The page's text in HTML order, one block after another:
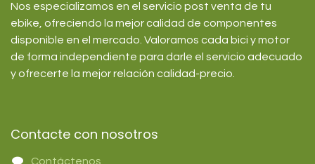
Nos especializamos en el servicio post venta de tu
ebike, ofreciendo la mejor calidad de componentes
disponible en el mercado. Valoramos cada bici y motor
de forma independiente para darle el servicio adecuado
y ofrecerte la mejor relación calidad-precio.
Contacte con nosotros
Contáctenos